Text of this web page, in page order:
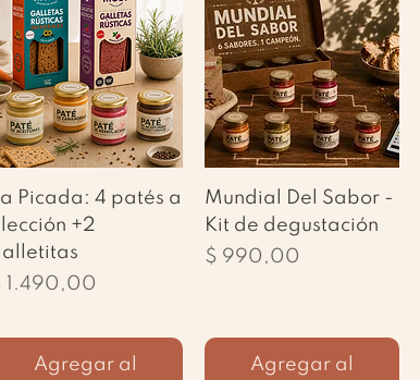
Vista rápida
Picada: 4 patés a
+2
1.490,00
Agregar al
Vista rápida
Mundial Del Sabor -
Kit de degustación
Precio
$ 990,00
Agregar al